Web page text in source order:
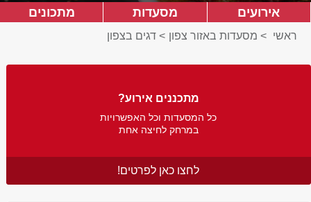
אירועים מסעדות מתכונים
ראשי > מסעדות באזור צפון > דגים בצפון
מתכננים אירוע?
כל המסעדות וכל האפשרויות
במרחק לחיצה אחת
לחצו כאן לפרטים!